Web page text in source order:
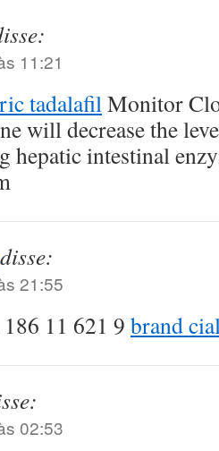
11:21
tadalafilMonitor
will decrease the
hepatic intestinal
disse:
21:55
11 621 9 brand
02:53